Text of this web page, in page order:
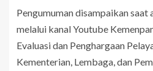
Pengumuman disampaikan saat
melalui kanal Youtube
Evaluasi dan Penghargaan
Kementerian, Lembaga, dan